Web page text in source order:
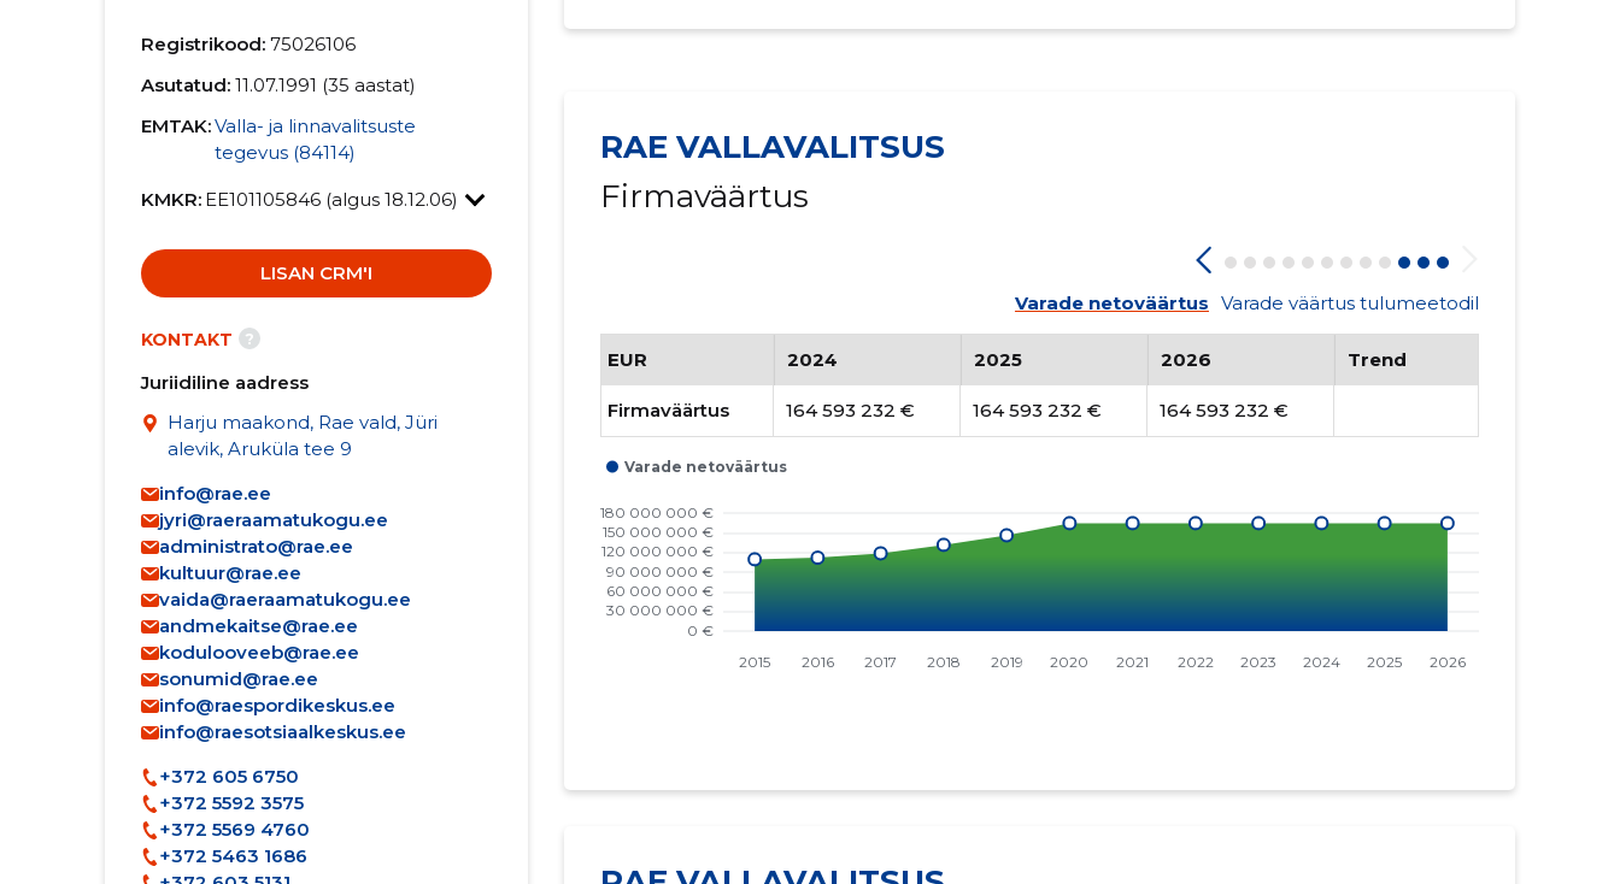
Registrikood: 75026106
Asutatud: 11.07.1991 (35 aastat)
EMTAK:Valla- ja linnavalitsuste
tegevus (84114)
KMKR: EE101105846 (algus 18.12.06)
LISAN CRM'I
KONTAKT ?
Juriidiline aadress
Harju maakond, Rae vald, Jüri
alevik, Aruküla tee 9
info@rae.ee
jyri@raeraamatukogu.ee
administrato@rae.ee
kultuur@rae.ee
vaida@raeraamatukogu.ee
andmekaitse@rae.ee
kodulooveeb@rae.ee
sonumid@rae.ee
info@raespordikeskus.ee
info@raesotsiaalkeskus.ee
+372 605 6750
+372 5592 3575
+372 5569 4760
+372 5463 1686
RAE VALLAVALITSUS
Firmaväärtus
Varade netoväärtus Varade väärtus tulumeetodil
EUR 2024 2025 2026 Trend
Firmaväärtus 164 593 232 € 164 593 232 € 164 593 232 €